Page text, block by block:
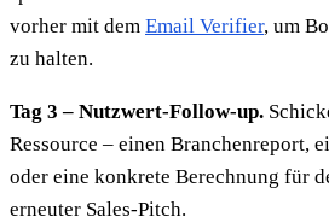
vorher mit dem Email Verifier, um
zu halten.
Tag 3 – Nutzwert-Follow-up.
Ressource – einen Branchenreport,
oder eine konkrete Berechnung für
erneuter Sales-Pitch.